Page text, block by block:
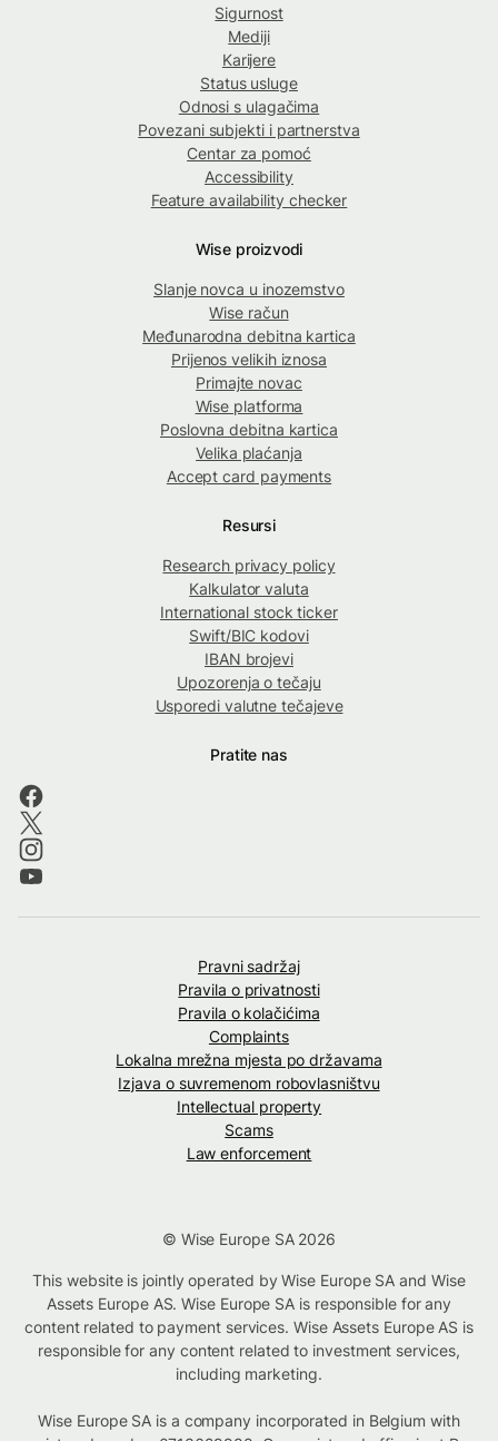
Sigurnost
Mediji
Karijere
Status usluge
Odnosi s ulagačima
Povezani subjekti i partnerstva
Centar za pomoć
Accessibility
Feature availability checker
Wise proizvodi
Slanje novca u inozemstvo
Wise račun
Međunarodna debitna kartica
Prijenos velikih iznosa
Primajte novac
Wise platforma
Poslovna debitna kartica
Velika plaćanja
Accept card payments
Resursi
Research privacy policy
Kalkulator valuta
International stock ticker
Swift/BIC kodovi
IBAN brojevi
Upozorenja o tečaju
Usporedi valutne tečajeve
Pratite nas
Pravni sadržaj
Pravila o privatnosti
Pravila o kolačićima
Complaints
Lokalna mrežna mjesta po državama
Izjava o suvremenom robovlasništvu
Intellectual property
Scams
Law enforcement
© Wise Europe SA 2026
This website is jointly operated by Wise Europe SA and Wise
Assets Europe AS. Wise Europe SA is responsible for any
content related to payment services. Wise Assets Europe AS is
responsible for any content related to investment services,
including marketing.
Wise Europe SA is a company incorporated in Belgium with